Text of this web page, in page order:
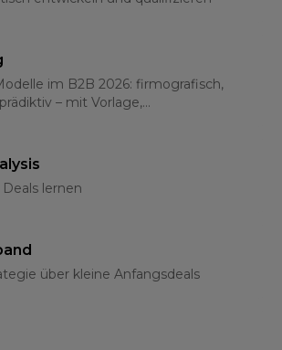
im B2B 2026: firmografisch,
– mit Vorlage,
lernen
über kleine Anfangsdeals